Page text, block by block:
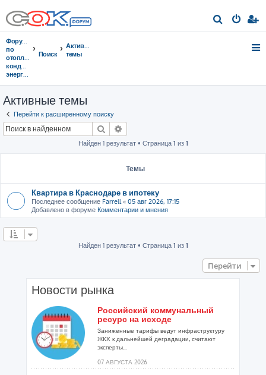
о
Форумы
по
отоплению,
кондиционированию,
энергосбережению
Поиск
Активные
темы
Активные темы
Перейти к расширенному поиску
Поиск
Найден 1 результат • Страница 1 из 1
Темы
Квартира в Краснодаре в ипотеку
Последнее сообщение Farrell « 05 авг 2026, 17:15
Добавлено в форуме Комментарии и мнения
Найден 1 результат • Страница 1 из 1
Перейти
Новости рынка
Российский коммунальный
ресурс на исходе
Заниженные тарифы ведут инфраструктуру
ЖКХ к дальнейшей деградации, считают
эксперты...
07 АВГУСТА 2026